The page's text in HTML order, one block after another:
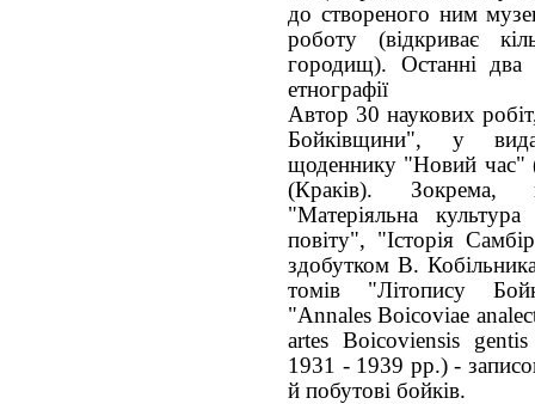
до створеного ним
роботу (відкриває
городищ). Останні два
етнографії
Автор 30 наукових
Бойківщини", у
щоденнику "Новий час"
(Краків). Зокрема,
"Матеріяльна
повіту", "Історія
здобутком В.
томів "Літопису
"Annales Воіcoviae
artes Boicoviensis
1931 - 1939 рр.) -
й побутові бойків.